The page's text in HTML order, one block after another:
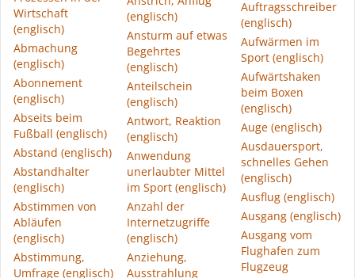
Wirtschaft
(englisch)
Abmachung
(englisch)
Abonnement
(englisch)
Abseits beim
Fußball (englisch)
Abstand (englisch)
Abstandhalter
(englisch)
Abstimmen von
Abläufen
(englisch)
Abstimmung,
Umfrage (englisch)
(englisch)
Ansturm auf etwas
Begehrtes
(englisch)
Anteilschein
(englisch)
Antwort, Reaktion
(englisch)
Anwendung
unerlaubter Mittel
im Sport (englisch)
Anzahl der
Internetzugriffe
(englisch)
Anziehung,
Ausstrahlung
Auftragsschreiber
(englisch)
Aufwärmen im
Sport (englisch)
Aufwärtshaken
beim Boxen
(englisch)
Auge (englisch)
Ausdauersport,
schnelles Gehen
(englisch)
Ausflug (englisch)
Ausgang (englisch)
Ausgang vom
Flughafen zum
Flugzeug